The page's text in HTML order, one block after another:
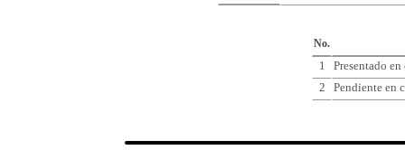
No.
1
Presentado
2
Pendiente en